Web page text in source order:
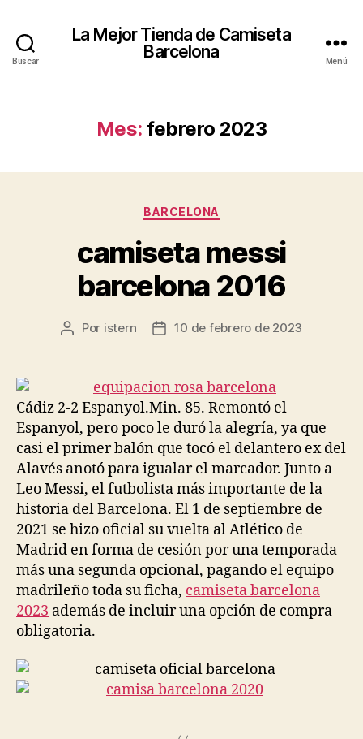
Buscar
La Mejor Tienda de Camiseta
Barcelona
Menú
Mes: febrero 2023
Categorías
BARCELONA
camiseta messi
barcelona 2016
Autor
entrada
Por istern
Fecha
entrada
10 de febrero de 2023
Cádiz 2-2 Espanyol.Min. 85. Remontó el
Espanyol, pero poco le duró la alegría, ya que
casi el primer balón que tocó el delantero ex del
Alavés anotó para igualar el marcador. Junto a
Leo Messi, el futbolista más importante de la
historia del Barcelona. El 1 de septiembre de
2021 se hizo oficial su vuelta al Atlético de
Madrid en forma de cesión por una temporada
más una segunda opcional, pagando el equipo
madrileño toda su ficha, camiseta barcelona
2023 además de incluir una opción de compra
obligatoria.